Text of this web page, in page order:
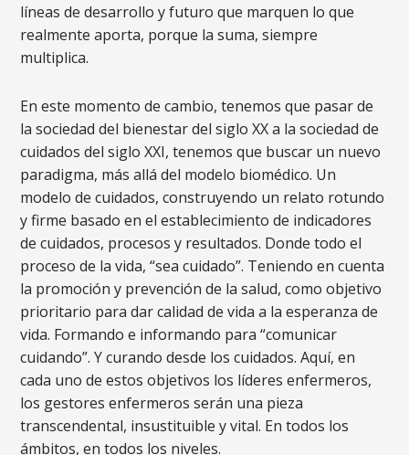
líneas de desarrollo y futuro que marquen lo que
realmente aporta, porque la suma, siempre
multiplica.
En este momento de cambio, tenemos que pasar de
la sociedad del bienestar del siglo XX a la sociedad de
cuidados del siglo XXI, tenemos que buscar un nuevo
paradigma, más allá del modelo biomédico. Un
modelo de cuidados, construyendo un relato rotundo
y firme basado en el establecimiento de indicadores
de cuidados, procesos y resultados. Donde todo el
proceso de la vida, “sea cuidado”. Teniendo en cuenta
la promoción y prevención de la salud, como objetivo
prioritario para dar calidad de vida a la esperanza de
vida. Formando e informando para “comunicar
cuidando”. Y curando desde los cuidados. Aquí, en
cada uno de estos objetivos los líderes enfermeros,
los gestores enfermeros serán una pieza
transcendental, insustituible y vital. En todos los
ámbitos, en todos los niveles.